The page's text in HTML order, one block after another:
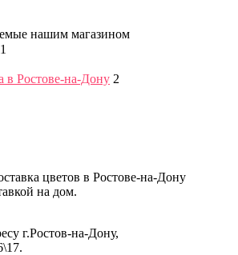
нашим магазином
в Ростове-на-Дону 2
цветов в Ростове-на-Дону
на дом.
г.Ростов-на-Дону,